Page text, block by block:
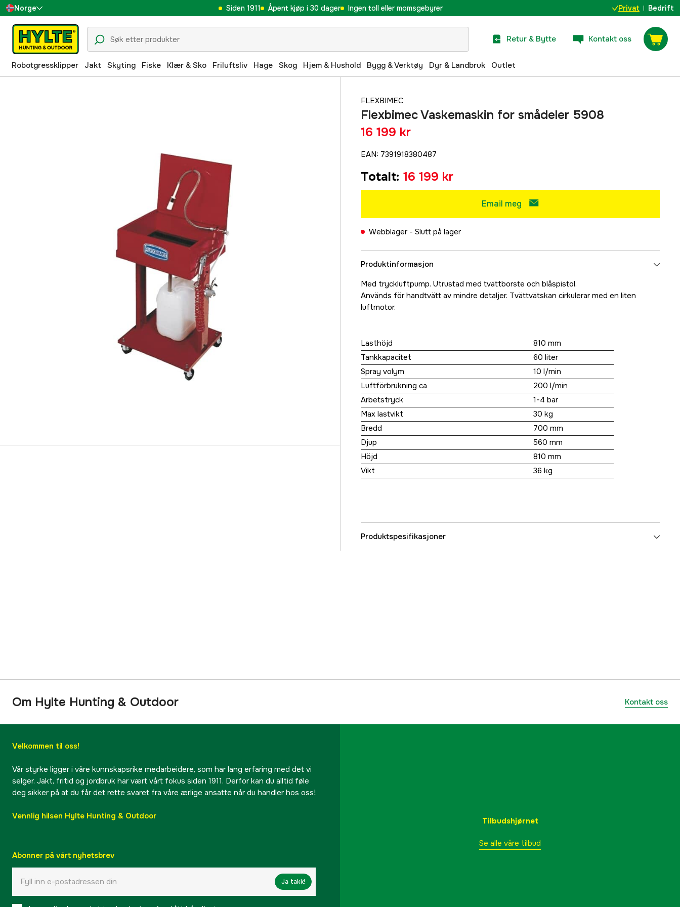
Norge
Sverige
Danmark
Suomi
Siden 1911 Åpent kjøp i 30 dager Ingen toll eller momsgebyrer Privat Bedrift
Retur & Bytte Kontakt oss
Robotgressklipper Jakt Skyting Fiske Klær & Sko Friluftsliv Hage Skog Hjem & Hushold Bygg & Verktøy Dyr & Landbruk Outlet
FLEXBIMEC
Flexbimec Vaskemaskin for smådeler 5908
16 199 kr
EAN: 7391918380487
Totalt: 16 199 kr
Email meg
Webblager - Slutt på lager
Produktinformasjon
Med tryckluftpump. Utrustad med tvättborste och blåspistol.
Används för handtvätt av mindre detaljer. Tvättvätskan cirkulerar med en liten
luftmotor.
Lasthöjd
810 mm
Tankkapacitet
60 liter
Spray volym
10 l/min
Luftförbrukning ca
200 l/min
Arbetstryck
1-4 bar
Max lastvikt
30 kg
Bredd
700 mm
Djup
560 mm
Höjd
810 mm
Vikt
36 kg
Produktspesifikasjoner
Om Hylte Hunting & Outdoor Kontakt oss
Velkommen til oss!
Vår styrke ligger i våre kunnskapsrike medarbeidere, som har lang erfaring med det vi
selger. Jakt, fritid og jordbruk har vært vårt fokus siden 1911. Derfor kan du alltid føle
deg sikker på at du får det rette svaret fra våre ærlige ansatte når du handler hos oss!
Vennlig hilsen Hylte Hunting & Outdoor
Abonner på vårt nyhetsbrev
Ja takk!
Tilbudshjørnet
Se alle våre tilbud